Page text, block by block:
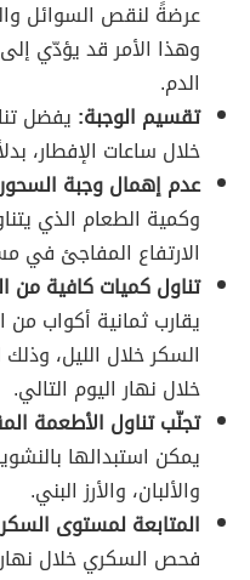
عرضةً لنقص السوائل
وهذا الأمر قد يؤدّي
الدم.
تقسيم الوجبة: يفضل
خلال ساعات الإفطار،
عدم إهمال وجبة
وكمية الطعام الذي
الارتفاع المفاجئ في
تناول كميات كافية من
يقارب ثمانية أكواب من
السكر خلال الليل،
خلال نهار اليوم التالي.
تجنّب تناول الأطعمة
يمكن استبدالها
والألبان، والأرز البني.
المتابعة لمستوى
فحص السكري خلال